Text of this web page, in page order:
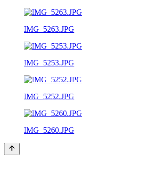
IMG_5263.JPG
IMG_5253.JPG
IMG_5252.JPG
IMG_5260.JPG